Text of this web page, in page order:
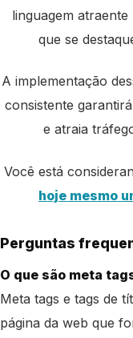
linguagem
que se
A implementação
consistente
e atraia
Você está
hoje mesmo
Perguntas
O que são meta
Meta tags e tags de
página da web que